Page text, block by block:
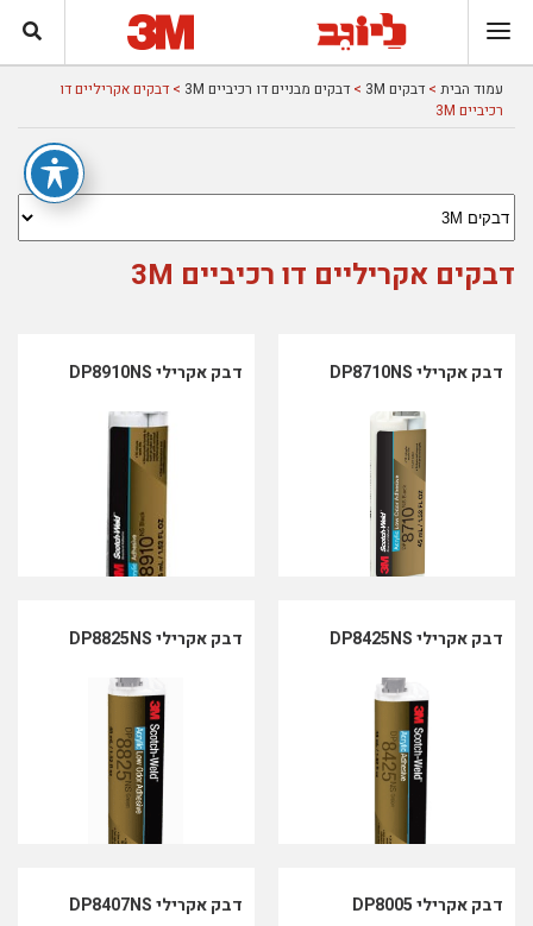
עמוד הבית > דבקים 3M > דבקים מבניים דו רכיביים 3M
> דבקים אקריליים דו
רכיביים 3M
דבקים אקריליים דו רכיביים 3M
דבק אקרילי DP8710NS דבק אקרילי DP8910NS
דבק אקרילי DP8425NS דבק אקרילי DP8825NS
דבק אקרילי DP8005 דבק אקרילי DP8407NS